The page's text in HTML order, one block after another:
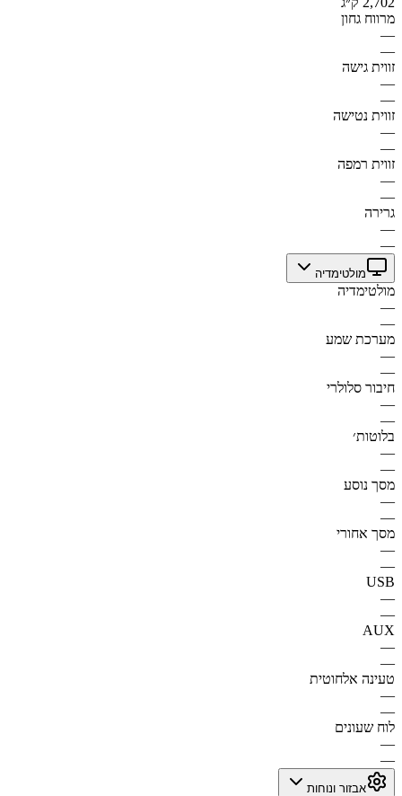
מרווח גחון
—
—
זווית גישה
—
—
זווית נטישה
—
—
זווית רמפה
—
—
גרירה
—
—
מולטימדיה
מולטימדיה
—
—
מערכת שמע
—
—
חיבור סלולרי
—
—
בלוטות׳
—
—
מסך נוסע
—
—
מסך אחורי
—
—
USB
—
—
AUX
—
—
טעינה אלחוטית
—
—
לוח שעונים
—
—
אבזור ונוחות